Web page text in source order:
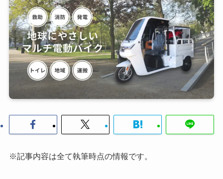
※記事内容は全て執筆時点の情報です。